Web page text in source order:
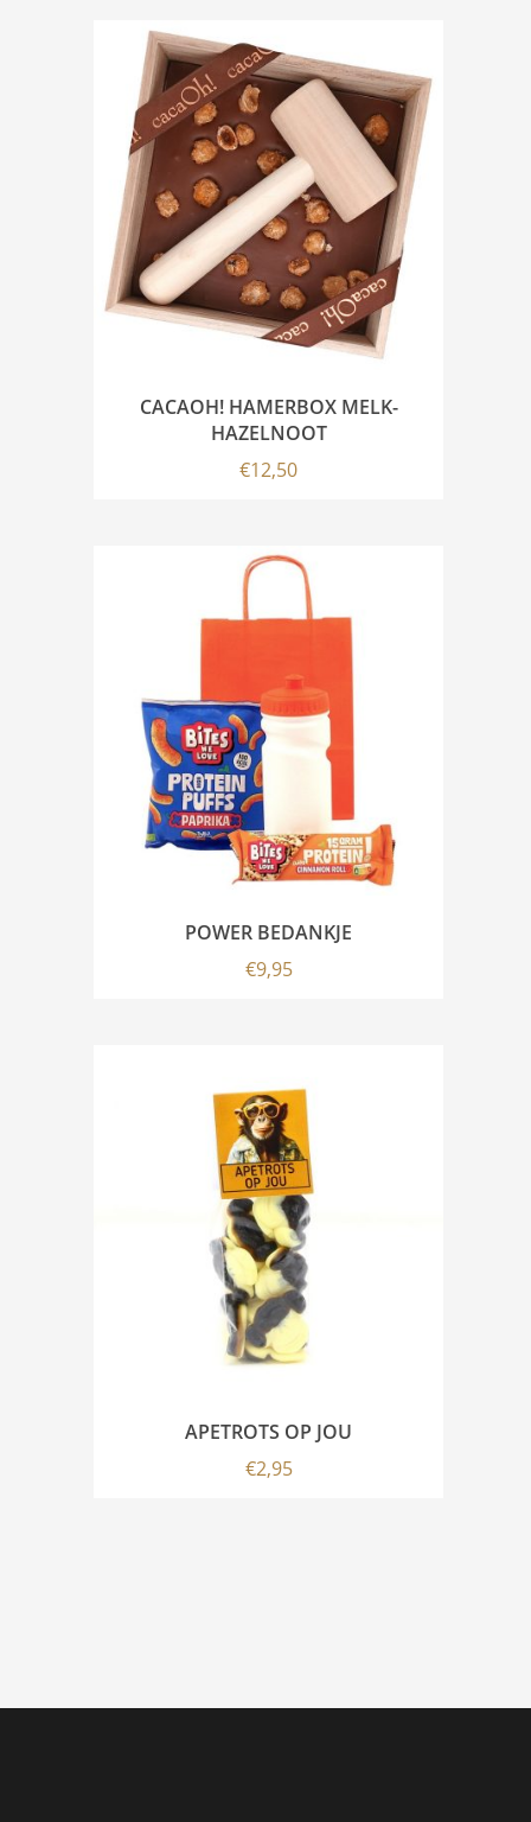
CACAOH! HAMERBOX MELK-
HAZELNOOT
€12,50
POWER BEDANKJE
€9,95
APETROTS OP JOU
€2,95